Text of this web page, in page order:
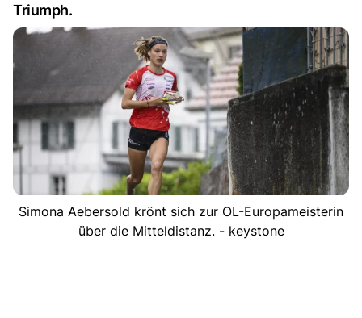
Triumph.
Simona Aebersold krönt sich zur OL-Europameisterin
über die Mitteldistanz. - keystone